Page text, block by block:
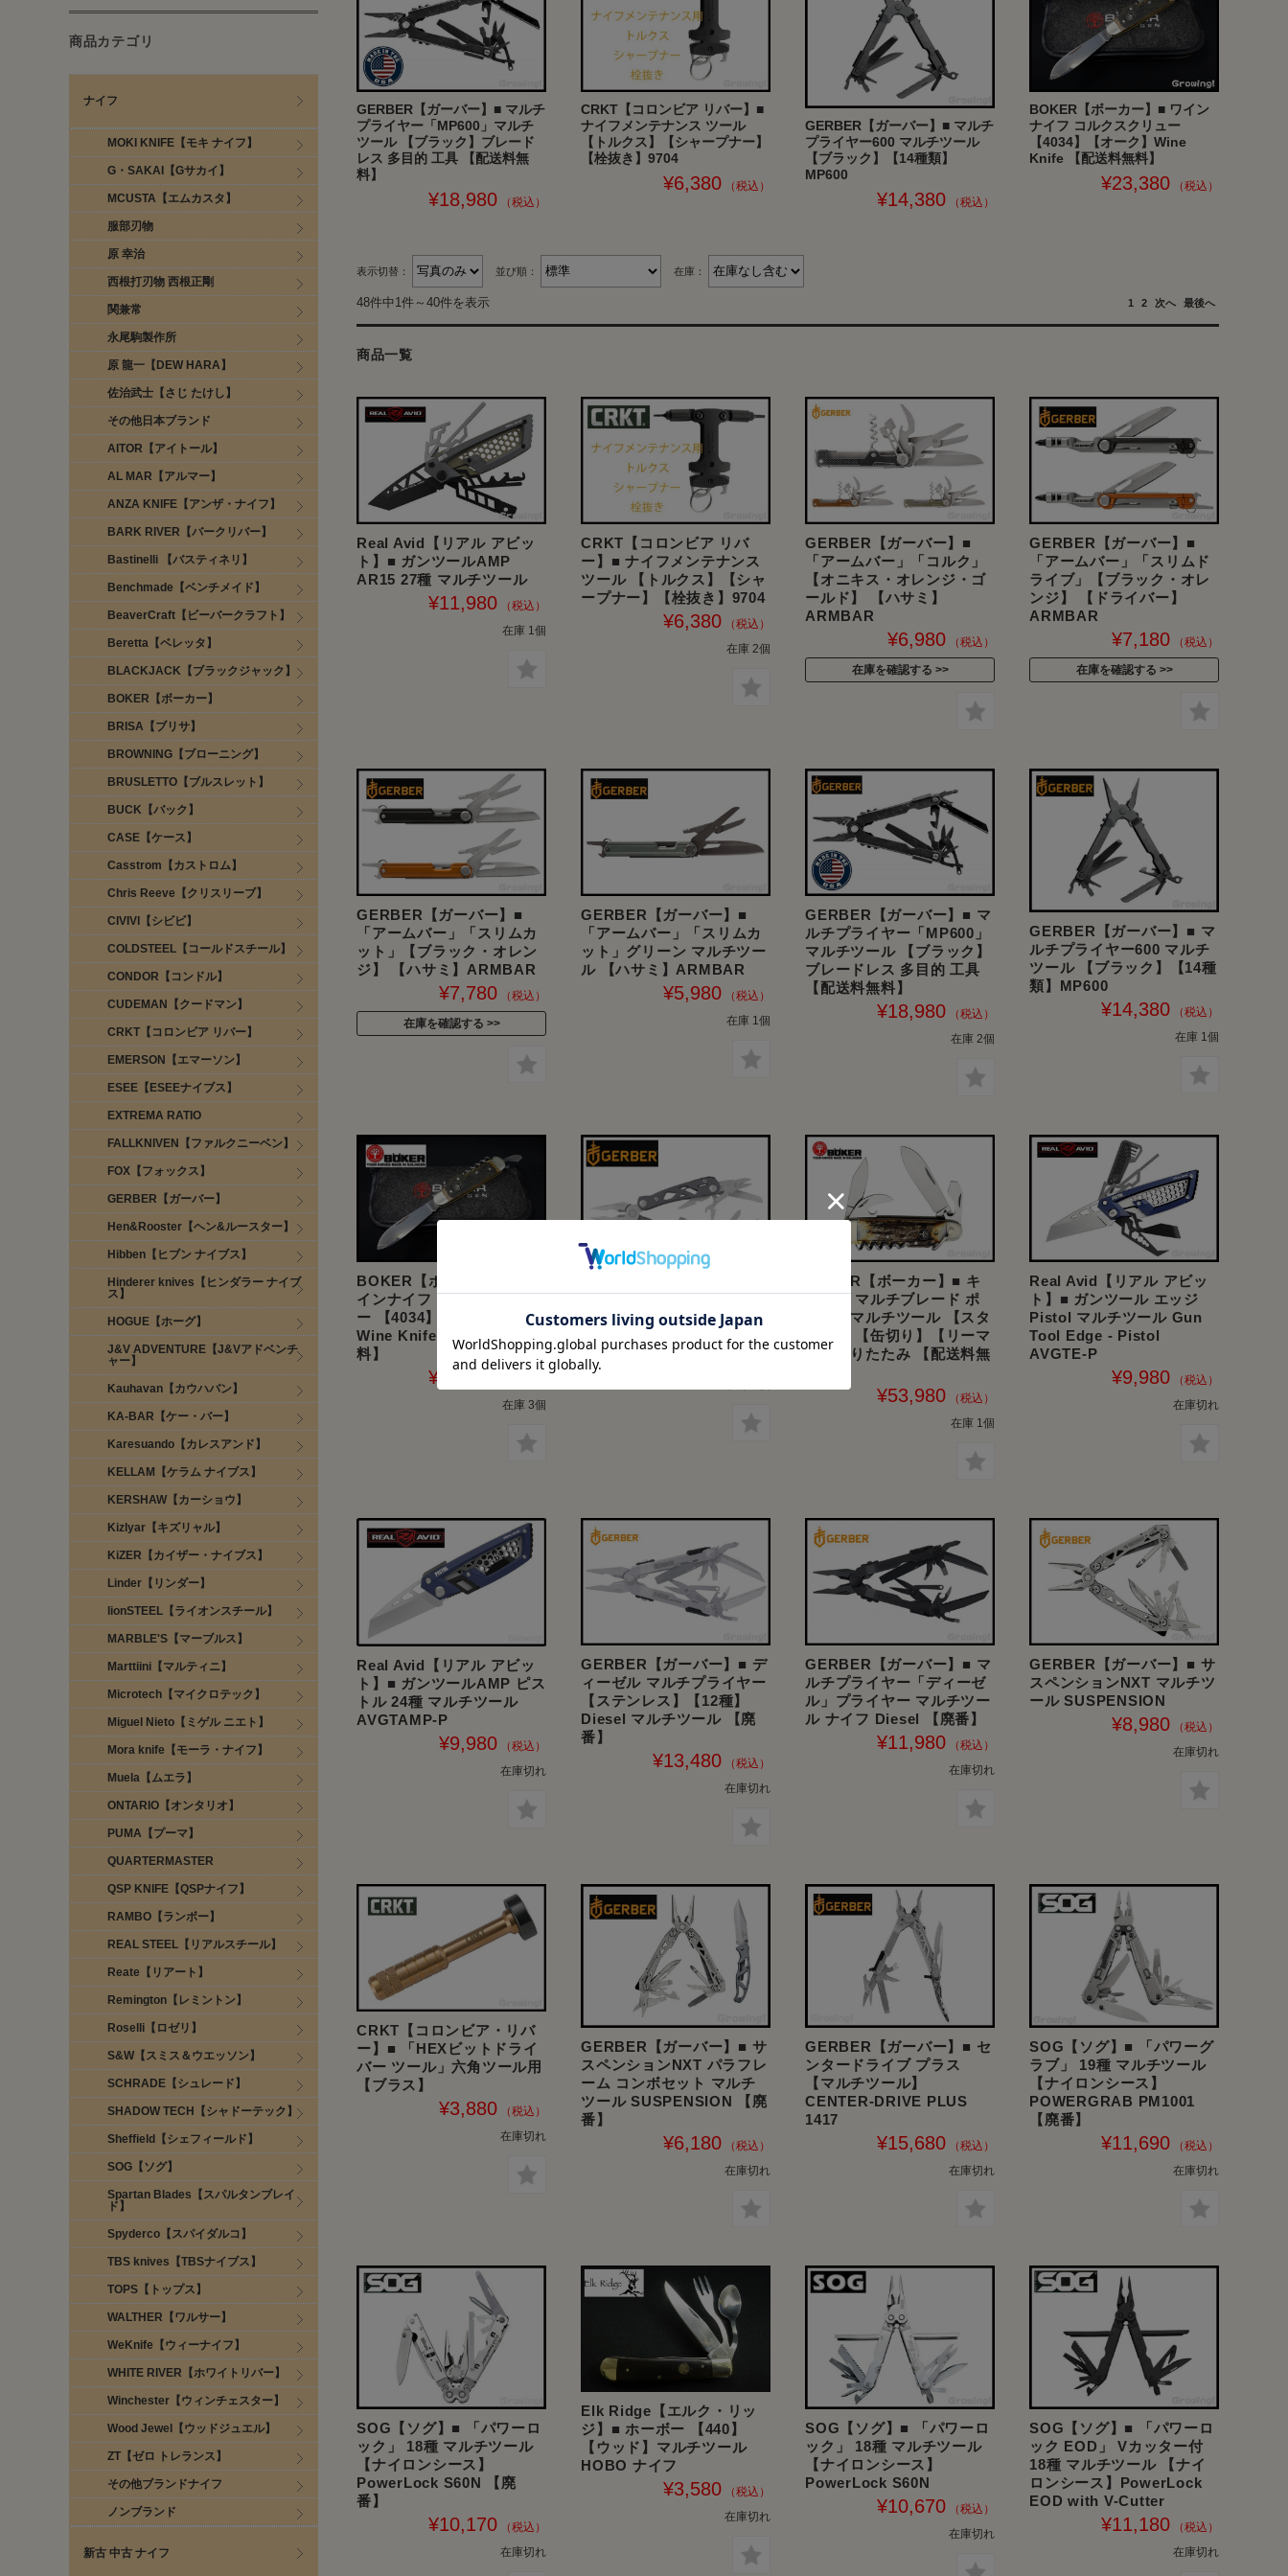
GERBER【ガーバー】■ マルチ
プライヤー「MP600」マルチ
ツール 【ブラック】ブレード
レス 多目的 工具 【配送料無
料】
¥18,980
CRKT【コロンビア リバー】■
ナイフメンテナンス ツール
【トルクス】【シャープナー】
【栓抜き】9704
¥6,380
GERBER【ガーバー】■ マルチ
プライヤー600 マルチツール
【ブラック】【14種類】
MP600
¥14,380
BOKER【ボーカー】■ ワイン
ナイフ コルクスクリュー
【4034】【オーク】Wine
Knife 【配送料無料】
¥23,380
表示切替： 並び順： 在庫：
48件中1件～40件を表示 1 2 次へ 最後へ
商品一覧
Real Avid【リアル アビッ
ト】■ ガンツールAMP
AR15 27種 マルチツール
¥11,980
在庫 1個
CRKT【コロンビア リバ
ー】■ ナイフメンテナンス
ツール 【トルクス】【シャ
ープナー】【栓抜き】9704
¥6,380
在庫 2個
GERBER【ガーバー】■
「アームバー」「コルク」
【オニキス・オレンジ・ゴ
ールド】 【ハサミ】
ARMBAR
¥6,980
在庫を確認する
GERBER【ガーバー】■
「アームバー」「スリムド
ライブ」【ブラック・オレ
ンジ】 【ドライバー】
ARMBAR
¥7,180
在庫を確認する
GERBER【ガーバー】■
「アームバー」「スリムカ
ット」【ブラック・オレン
ジ】 【ハサミ】ARMBAR
¥7,780
在庫を確認する
GERBER【ガーバー】■
「アームバー」「スリムカ
ット」グリーン マルチツー
ル 【ハサミ】ARMBAR
¥5,980
在庫 1個
GERBER【ガーバー】■ マ
ルチプライヤー「MP600」
マルチツール 【ブラック】
ブレードレス 多目的 工具
【配送料無料】
¥18,980
在庫 2個
GERBER【ガーバー】■ マ
ルチプライヤー600 マルチ
ツール 【ブラック】【14種
類】MP600
¥14,380
在庫 1個
BOKER【ボーカー】■ ワ
インナイフ コルクスクリュ
ー 【4034】【オーク】
Wine Knife 【配送料無
料】
¥23,380
在庫 3個
GERBER【ガーバー】■ サ
スペンション マルチツール
【12種】 SUSPENSION
¥9,980
BOKER【ボーカー】■ キ
ャンプ マルチブレード ポ
ケットマルチツール 【スタ
ッグ】 【缶切り】【リーマ
ー】折りたたみ 【配送料無
¥53,980
在庫 1個
Real Avid【リアル アビッ
ト】■ ガンツール エッジ
Pistol マルチツール Gun
Tool Edge - Pistol
AVGTE-P
¥9,980
在庫切れ
Real Avid【リアル アビッ
ト】■ ガンツールAMP ピス
トル 24種 マルチツール
AVGTAMP-P
¥9,980
在庫切れ
GERBER【ガーバー】■ デ
ィーゼル マルチプライヤー
【ステンレス】【12種】
Diesel マルチツール 【廃
番】
¥13,480
在庫切れ
GERBER【ガーバー】■ マ
ルチプライヤー「ディーゼ
ル」プライヤー マルチツー
ル ナイフ Diesel 【廃番】
¥11,980
在庫切れ
GERBER【ガーバー】■ サ
スペンションNXT マルチツ
ール SUSPENSION
¥8,980
在庫切れ
CRKT【コロンビア・リバ
ー】■ 「HEXビットドライ
バー ツール」六角ツール用
【ブラス】
¥3,880
在庫切れ
GERBER【ガーバー】■ サ
スペンションNXT パラフレ
ーム コンボセット マルチ
ツール SUSPENSION 【廃
番】
¥6,180
在庫切れ
GERBER【ガーバー】■ セ
ンタードライブ プラス
【マルチツール】
CENTER-DRIVE PLUS
1417
¥15,680
在庫切れ
SOG【ソグ】■ 「パワーグ
ラブ」 19種 マルチツール
【ナイロンシース】
POWERGRAB PM1001
【廃番】
¥11,690
在庫切れ
SOG【ソグ】■ 「パワーロ
ック」 18種 マルチツール
【ナイロンシース】
PowerLock S60N 【廃
番】
¥10,170
在庫切れ
Elk Ridge【エルク・リッ
ジ】■ ホーボー 【440】
【ウッド】マルチツール
HOBO ナイフ
¥3,580
在庫切れ
SOG【ソグ】■ 「パワーロ
ック」 18種 マルチツール
【ナイロンシース】
PowerLock S60N
¥10,670
在庫切れ
SOG【ソグ】■ 「パワーロ
ック EOD」 Vカッター付
18種 マルチツール 【ナイ
ロンシース】PowerLock
EOD with V-Cutter
¥11,180
在庫切れ
商品カテゴリ
ナイフ
MOKI KNIFE【モキ ナイフ】
G・SAKAI【Gサカイ】
MCUSTA【エムカスタ】
服部刃物
原 幸治
西根打刃物 西根正剛
関兼常
永尾駒製作所
原 龍一【DEW HARA】
佐治武士【さじ たけし】
その他日本ブランド
AITOR【アイトール】
AL MAR【アルマー】
ANZA KNIFE【アンザ・ナイフ】
BARK RIVER【バークリバー】
Bastinelli 【バスティネリ】
Benchmade【ベンチメイド】
BeaverCraft【ビーバークラフト】
Beretta【ベレッタ】
BLACKJACK【ブラックジャック】
BOKER【ボーカー】
BRISA【ブリサ】
BROWNING【ブローニング】
BRUSLETTO【ブルスレット】
BUCK【バック】
CASE【ケース】
Casstrom【カストロム】
Chris Reeve【クリスリーブ】
CIVIVI【シビビ】
COLDSTEEL【コールドスチール】
CONDOR【コンドル】
CUDEMAN【クードマン】
CRKT【コロンビア リバー】
EMERSON【エマーソン】
ESEE【ESEEナイブス】
EXTREMA RATIO
FALLKNIVEN【ファルクニーベン】
FOX【フォックス】
GERBER【ガーバー】
Hen&Rooster【ヘン&ルースター】
Hibben【ヒブン ナイブス】
Hinderer knives【ヒンダラー ナイブ
ス】
HOGUE【ホーグ】
J&V ADVENTURE【J&Vアドベンチ
ャー】
Kauhavan【カウハバン】
KA-BAR【ケー・バー】
Karesuando【カレスアンド】
KELLAM【ケラム ナイブス】
KERSHAW【カーショウ】
Kizlyar【キズリャル】
KiZER【カイザー・ナイブス】
Linder【リンダー】
lionSTEEL【ライオンスチール】
MARBLE'S【マーブルス】
Marttiini【マルティニ】
Microtech【マイクロテック】
Miguel Nieto【ミゲル ニエト】
Mora knife【モーラ・ナイフ】
Muela【ムエラ】
ONTARIO【オンタリオ】
PUMA【プーマ】
QUARTERMASTER
QSP KNIFE【QSPナイフ】
RAMBO【ランボー】
REAL STEEL【リアルスチール】
Reate【リアート】
Remington【レミントン】
Roselli【ロゼリ】
S&W【スミス＆ウエッソン】
SCHRADE【シュレード】
SHADOW TECH【シャドーテック】
Sheffield【シェフィールド】
SOG【ソグ】
Spartan Blades【スパルタンブレイ
ド】
Spyderco【スパイダルコ】
TBS knives【TBSナイブス】
TOPS【トップス】
WALTHER【ワルサー】
WeKnife【ウィーナイフ】
WHITE RIVER【ホワイトリバー】
Winchester【ウィンチェスター】
Wood Jewel【ウッドジュエル】
ZT【ゼロ トレランス】
その他ブランドナイフ
ノンブランド
新古 中古 ナイフ